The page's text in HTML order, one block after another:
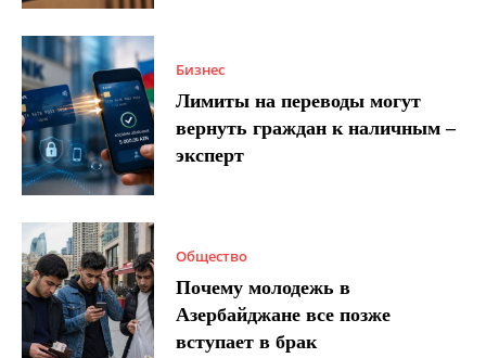
Бизнес
Лимиты на переводы могут
вернуть граждан к наличным –
эксперт
Общество
Почему молодежь в
Азербайджане все позже
вступает в брак